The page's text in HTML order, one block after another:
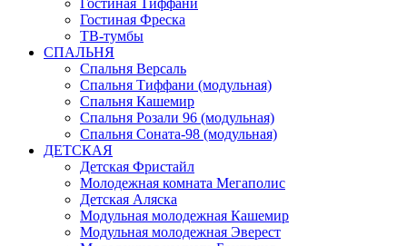
Гостиная Тиффани
Гостиная Фреска
ТВ-тумбы
СПАЛЬНЯ
Спальня Версаль
Спальня Тиффани (модульная)
Спальня Кашемир
Спальня Розали 96 (модульная)
Спальня Соната-98 (модульная)
ДЕТСКАЯ
Детская Фристайл
Молодежная комната Мегаполис
Детская Аляска
Модульная молодежная Кашемир
Модульная молодежная Эверест